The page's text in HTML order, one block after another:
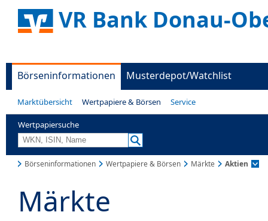
VR Bank Donau-
Börseninformationen Musterdepot/Watchlist
Marktübersicht Wertpapiere & Börsen Service
Wertpapiersuche
Börseninformationen Wertpapiere & Börsen Märkte Aktien
Märkte